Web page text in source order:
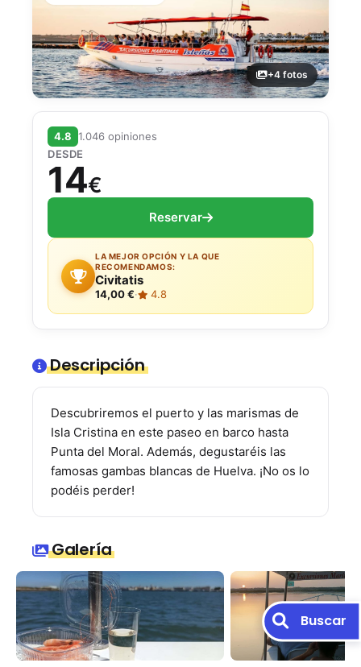
+4 fotos
4.8 1.046 opiniones
DESDE
14€
Reservar
LA MEJOR OPCIÓN Y LA QUE
RECOMENDAMOS:
Civitatis
14,00 €· 4.8
Descripción
Descubriremos el puerto y las marismas de
Isla Cristina en este paseo en barco hasta
Punta del Moral. Además, degustaréis las
famosas gambas blancas de Huelva. ¡No os lo
podéis perder!
Galería
Buscar